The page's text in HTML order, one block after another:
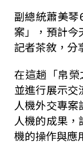
副總統蕭美
案」，預計今
記者茶敘，分
在這趟「帛
並進行展示
人機外交專
人機的成果
機的操作與應